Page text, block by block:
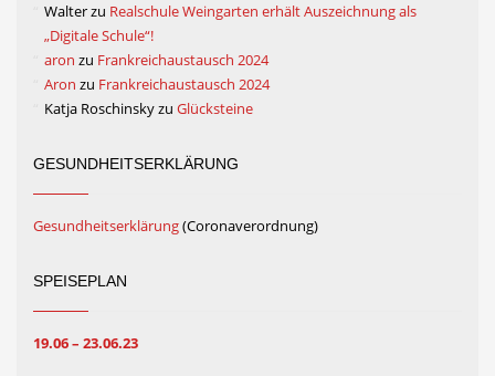
Walterzu Realschule Weingarten erhält Auszeichnung als
„Digitale Schule“!
aron zu Frankreichaustausch 2024
Aron zu Frankreichaustausch 2024
Katja Roschinskyzu Glücksteine
GESUNDHEITSERKLÄRUNG
Gesundheitserklärung(Coronaverordnung)
SPEISEPLAN
19.06 – 23.06.23